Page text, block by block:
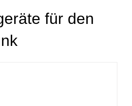
für den